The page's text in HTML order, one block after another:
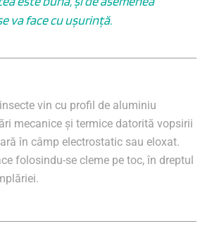
va face cu ușurință.
vin cu profil de aluminiu
mecanice și termice datorită vopsirii
în câmp electrostatic sau eloxat.
folosindu-se cleme pe toc, în dreptul